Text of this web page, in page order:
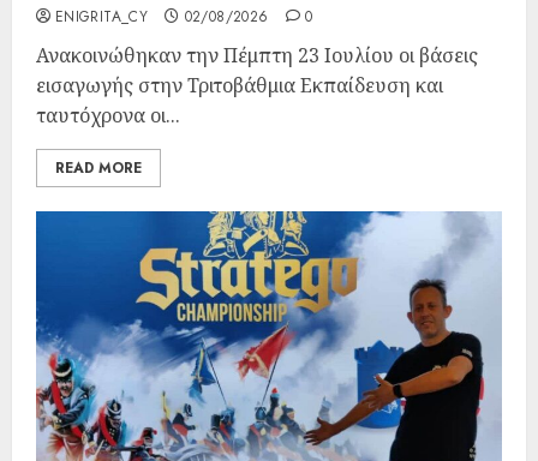
ENIGRITA_CY 02/08/2026 0
Ανακοινώθηκαν την Πέμπτη 23 Ιουλίου οι βάσεις
εισαγωγής στην Τριτοβάθμια Εκπαίδευση και
ταυτόχρονα οι...
READ MORE